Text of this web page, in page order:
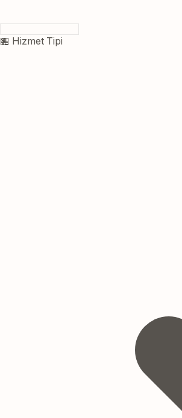
🏪 Hizmet Tipi